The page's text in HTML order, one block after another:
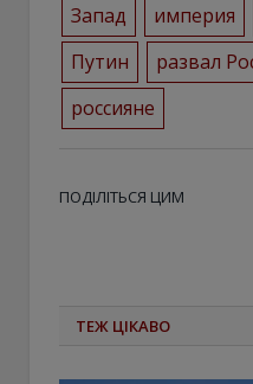
Запад империя
Путин
развал
россияне
ПОДІЛІТЬСЯ ЦИМ
ТЕЖ ЦІКАВО